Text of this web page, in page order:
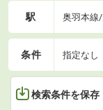
駅 奥羽本線
条件 指定なし
検索条件を保存